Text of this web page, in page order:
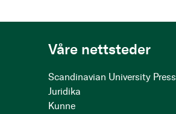
Våre nettsteder
Scandinavian University Press
Juridika
Kunne